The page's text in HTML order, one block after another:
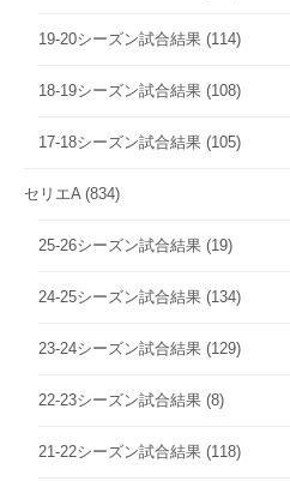
19-20シーズン試合結果 (114)
18-19シーズン試合結果 (108)
17-18シーズン試合結果 (105)
セリエA(834)
25-26シーズン試合結果 (19)
24-25シーズン試合結果 (134)
23-24シーズン試合結果 (129)
22-23シーズン試合結果 (8)
21-22シーズン試合結果 (118)